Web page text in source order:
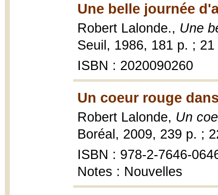
Une belle journée
Robert Lalonde., Une
Seuil, 1986, 181 p. ; 21
ISBN : 2020090260
Un coeur rouge
Robert Lalonde, Un
Boréal, 2009, 239 p. ;
ISBN : 978-2-7646-
Notes : Nouvelles